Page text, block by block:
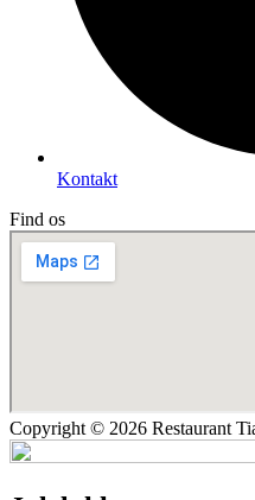
Kontakt
Find os
Copyright © 2026 Restaurant